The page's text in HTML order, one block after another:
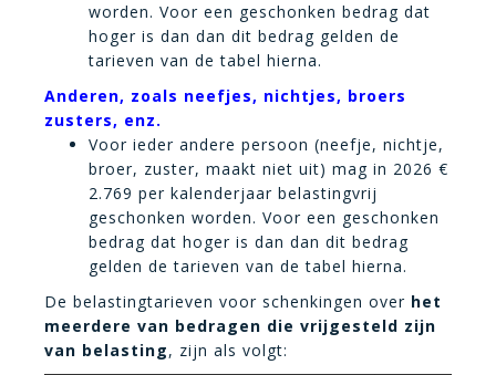
worden. Voor een geschonken bedrag dat
hoger is dan dan dit bedrag gelden de
tarieven van de tabel hierna.
Anderen, zoals neefjes, nichtjes, broers
zusters, enz.
Voor ieder andere persoon (neefje, nichtje,
broer, zuster, maakt niet uit) mag in 2026 €
2.769 per kalenderjaar belastingvrij
geschonken worden. Voor een geschonken
bedrag dat hoger is dan dan dit bedrag
gelden de tarieven van de tabel hierna.
De belastingtarieven voor schenkingen over het
meerdere van bedragen die vrijgesteld zijn
van belasting, zijn als volgt: